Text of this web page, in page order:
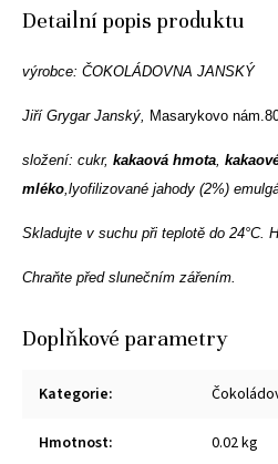
Detailní popis produktu
výrobce: ČOKOLÁDOVNA JANSKÝ
Jiří Grygar Janský, Masarykovo
složení: cukr, kakaová hmota
mléko ,lyofilizované jahody (2%)
Skladujte v suchu při teplotě do 24°C.
Chraňte před slunečním zářením.
Doplňkové parametry
Kategorie:
Hmotnost: 0.02 kg